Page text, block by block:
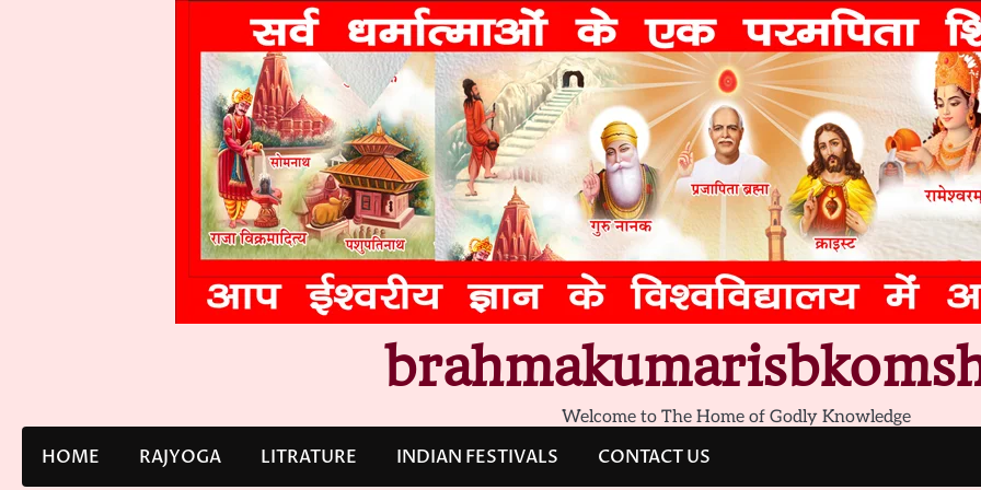
Welcome to The Home of Godly Knowledge
HOME RAJYOGA LITRATURE INDIAN FESTIVALS CONTACT US